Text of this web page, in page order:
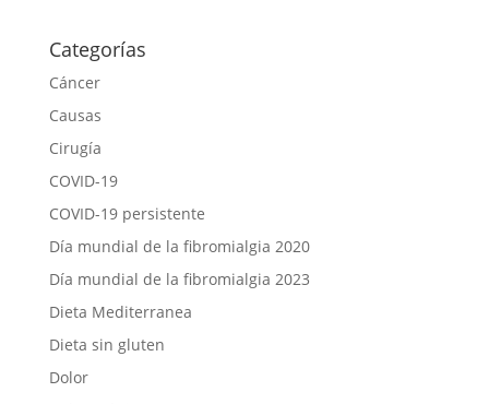
Categorías
Cáncer
Causas
Cirugía
COVID-19
COVID-19 persistente
Día mundial de la fibromialgia 2020
Día mundial de la fibromialgia 2023
Dieta Mediterranea
Dieta sin gluten
Dolor